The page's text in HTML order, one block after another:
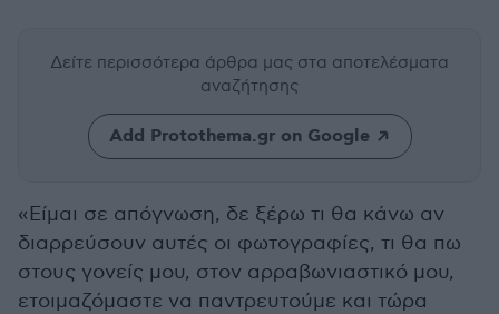
Δείτε περισσότερα άρθρα μας στα αποτελέσματα
αναζήτησης
Add Protothema.gr on Google
«Είμαι σε απόγνωση, δε ξέρω τι θα κάνω αν
διαρρεύσουν αυτές οι φωτογραφίες, τι θα πω
στους γονείς μου, στον αρραβωνιαστικό μου,
ετοιμαζόμαστε να παντρευτούμε και τώρα